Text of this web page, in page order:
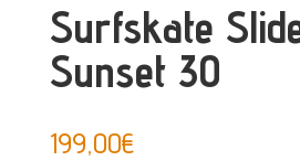
Surfskate
Sunset 30
199,00€